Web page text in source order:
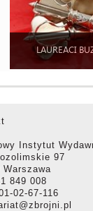
LAUREACI
Instytut
97
Warszawa
849 008
02-67-116